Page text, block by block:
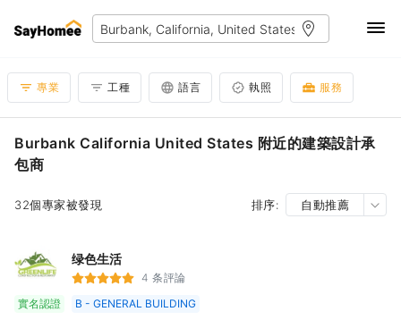
專業 工種 語言 執照 服務
Burbank California United States 附近的建築設計承
包商
32個專家被發現 排序: 自動推薦
绿色生活
4 条評論
實名認證
B - GENERAL BUILDING